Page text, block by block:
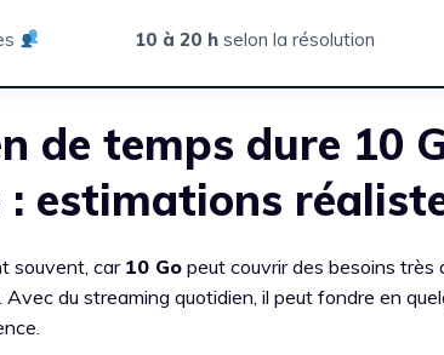
10 à 20 h selon la résolution
de temps dure 10
: estimations
souvent, car 10 Go peut couvrir des besoins
du streaming quotidien, il peut fondre en